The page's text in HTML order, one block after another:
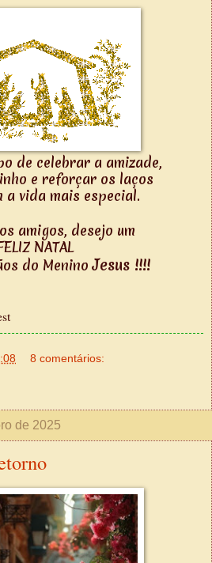
de celebrar a amizade,
e reforçar os laços
a vida mais especial.
amigos, desejo um
NATAL
do MeninoJesus !!!!
8 comentários:
de 2025